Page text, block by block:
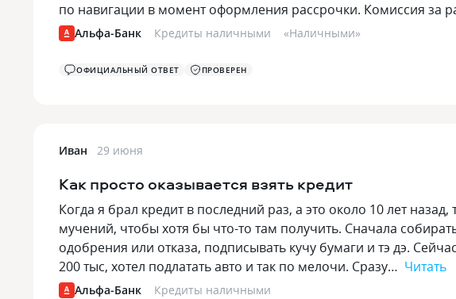
по навигации в момент оформления рассрочки. Комиссия за
Альфа-Банк Кредиты наличными «Наличными»
ОФИЦИАЛЬНЫЙ ОТВЕТ ПРОВЕРЕН
Иван 29 июня
Как просто оказывается взять кредит
Когда я брал кредит в последний раз, а это около 10 лет
мучений, чтобы хотя бы что-то там получить. Сначала
одобрения или отказа, подписывать кучу бумаги и тэ дэ.
200 тыс, хотел подлатать авто и так по мелочи. Сразу… Читать
Альфа-Банк Кредиты наличными